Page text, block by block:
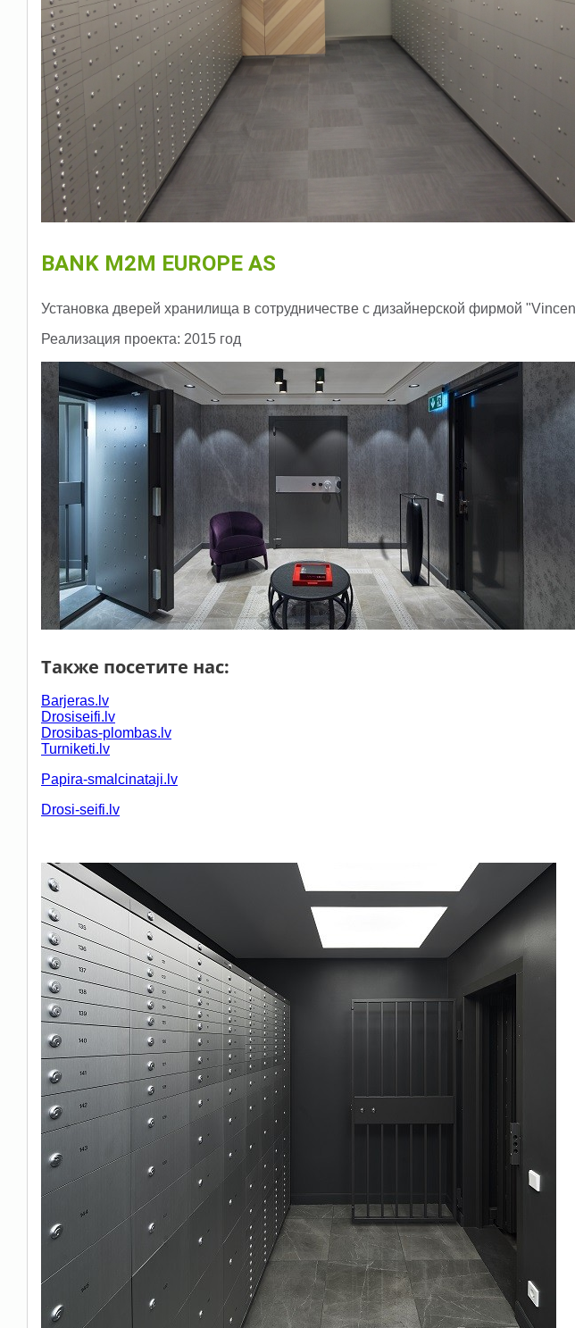
BANK M2M EUROPE AS
Установка дверей хранилища в сотрудничестве с дизайнерской фирмой
Реализация проекта: 2015 год
Также посетите нас:
Barjeras.lv
Drosiseifi. lv
Drosibas-plombas.lv
Turniketi.lv
Papira-smalcinataji.lv
Drosi-seifi.lv